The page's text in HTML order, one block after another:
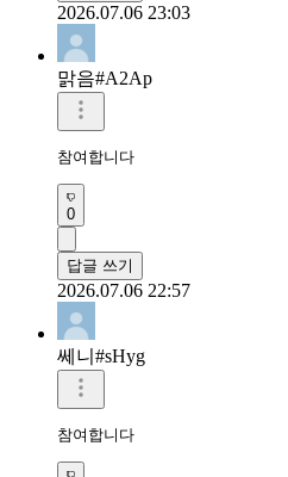
2026.07.06 23:03
맑음#A2Ap
참여합니다
0
답글 쓰기
2026.07.06 22:57
쎄니#sHyg
참여합니다